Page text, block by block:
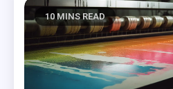
10 MINS READ